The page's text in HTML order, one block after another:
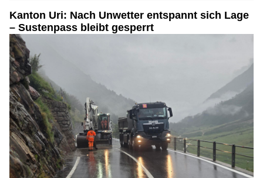
Kanton Uri: Nach Unwetter entspannt sich Lage
– Sustenpass bleibt gesperrt